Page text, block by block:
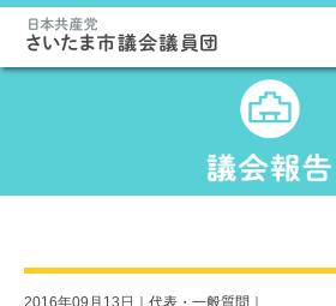
2016年09月13日｜ 代表・一般質問